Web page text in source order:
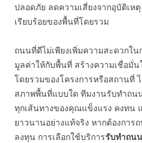
ปลอดภัย ลดความเสี่ยงจากอุบัติเห
เรียบร้อยของพื้นที่โดยรวม
ถนนที่ดีไม่เพียงเพิ่มความสะดวกใ
มูลค่าให้กับพื้นที่ สร้างความเชื่อมั่
โดยรวมของโครงการหรือสถานที่
สภาพพื้นที่แบบใด ทีมงานรับทำถน
ทุกเส้นทางของคุณแข็งแรง คงทน
ยาวนานอย่างแท้จริง หากต้องกา
ลงทุน การเลือกใช้บริการรับทำถนน